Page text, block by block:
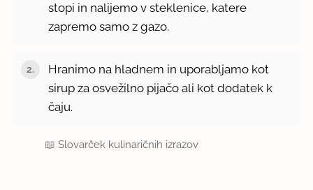
stopi in nalijemo v steklenice, katere
zapremo samo z gazo.
Hranimo na hladnem in uporabljamo kot
sirup za osvežilno pijačo ali kot dodatek k
čaju.
📖Slovarček kulinaričnih izrazov